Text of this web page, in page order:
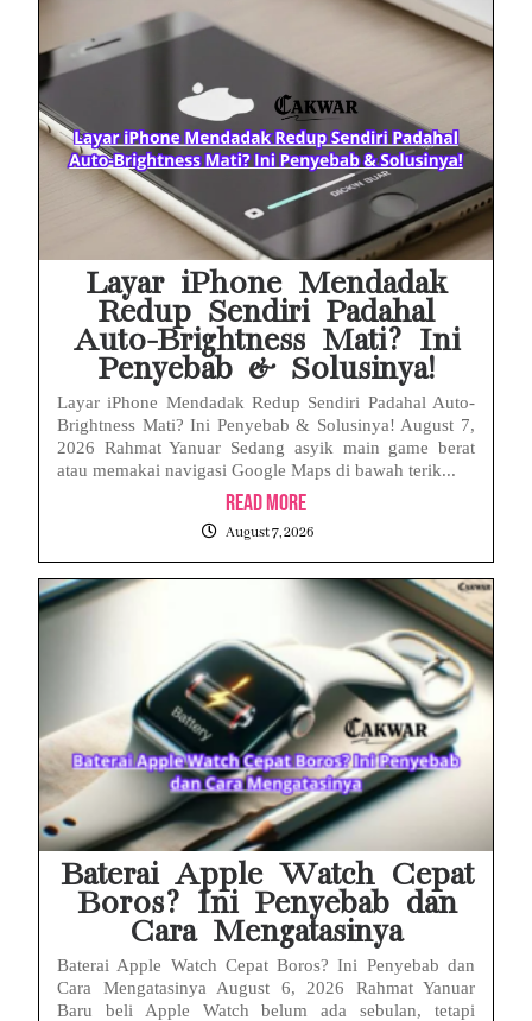
Layar iPhone Mendadak
Redup Sendiri Padahal
Auto-Brightness Mati? Ini
Penyebab & Solusinya!
Layar iPhone Mendadak Redup Sendiri Padahal Auto-
Brightness Mati? Ini Penyebab & Solusinya! August 7,
2026 Rahmat Yanuar Sedang asyik main game berat
atau memakai navigasi Google Maps di bawah terik...
Read More
August 7, 2026
Baterai Apple Watch Cepat
Boros? Ini Penyebab dan
Cara Mengatasinya
Baterai Apple Watch Cepat Boros? Ini Penyebab dan
Cara Mengatasinya August 6, 2026 Rahmat Yanuar
Baru beli Apple Watch belum ada sebulan, tetapi